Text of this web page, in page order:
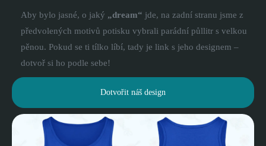
Aby bylo jasné, o jaký „dream“ jde, na zadní stranu jsme z
předvolených motivů potisku vybrali parádní půllitr s velkou
pěnou. Pokud se ti tílko líbí, tady je link s jeho designem –
dotvoř si ho podle sebe!
Dotvořit náš design